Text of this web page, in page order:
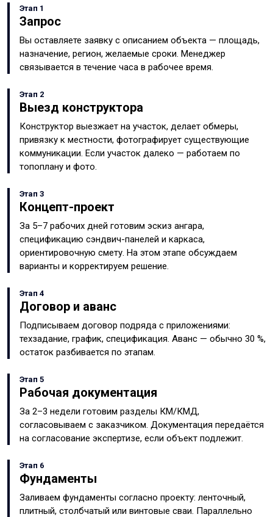
Этап 1
Запрос
Вы оставляете заявку с описанием объекта — площадь,
назначение, регион, желаемые сроки. Менеджер
связывается в течение часа в рабочее время.
Этап 2
Выезд конструктора
Конструктор выезжает на участок, делает обмеры,
привязку к местности, фотографирует существующие
коммуникации. Если участок далеко — работаем по
топоплану и фото.
Этап 3
Концепт-проект
За 5–7 рабочих дней готовим эскиз ангара,
спецификацию сэндвич-панелей и каркаса,
ориентировочную смету. На этом этапе обсуждаем
варианты и корректируем решение.
Этап 4
Договор и аванс
Подписываем договор подряда с приложениями:
техзадание, график, спецификация. Аванс — обычно 30 %,
остаток разбивается по этапам.
Этап 5
Рабочая документация
За 2–3 недели готовим разделы КМ/КМД,
согласовываем с заказчиком. Документация передаётся
на согласование экспертизе, если объект подлежит.
Этап 6
Фундаменты
Заливаем фундаменты согласно проекту: ленточный,
плитный, столбчатый или винтовые сваи. Параллельно